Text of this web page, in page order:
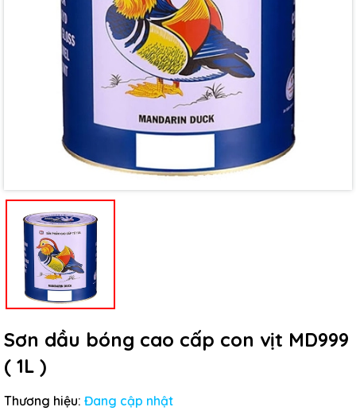
Sơn dầu bóng cao cấp con vịt MD999
( 1L )
Thương hiệu: Đang cập nhật